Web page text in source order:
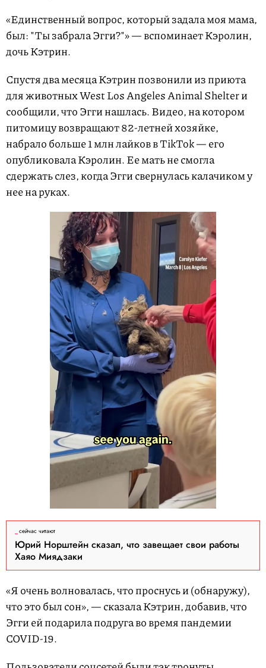
«Единственный вопрос, который задала моя мама,
был: "Ты забрала Эгги?"» — вспоминает Кэролин,
дочь Кэтрин.
Спустя два месяца Кэтрин позвонили из приюта
для животных West Los Angeles Animal Shelter и
сообщили, что Эгги нашлась. Видео, на котором
питомицу возвращают 82-летней хозяйке,
набрало больше 1 млн лайков в TikTok — его
опубликовала Кэролин. Ее мать не смогла
сдержать слез, когда Эгги свернулась калачиком у
нее на руках.
сейчас читают
Юрий Норштейн сказал, что завещает свои работы
Хаяо Миядзаки
«Я очень волновалась, что проснусь и (обнаружу),
что это был сон», — сказала Кэтрин, добавив, что
Эгги ей подарила подруга во время пандемии
COVID-19.